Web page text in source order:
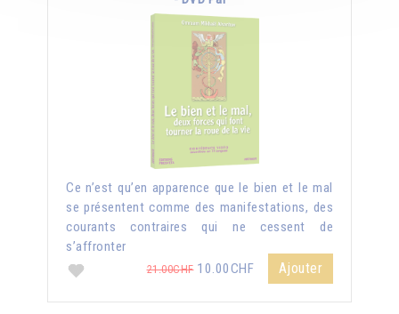
Ce n’est qu’en apparence que le bien et le mal
se présentent comme des manifestations, des
courants contraires qui ne cessent de
s’affronter
21.00CHF10.00CHF Ajouter